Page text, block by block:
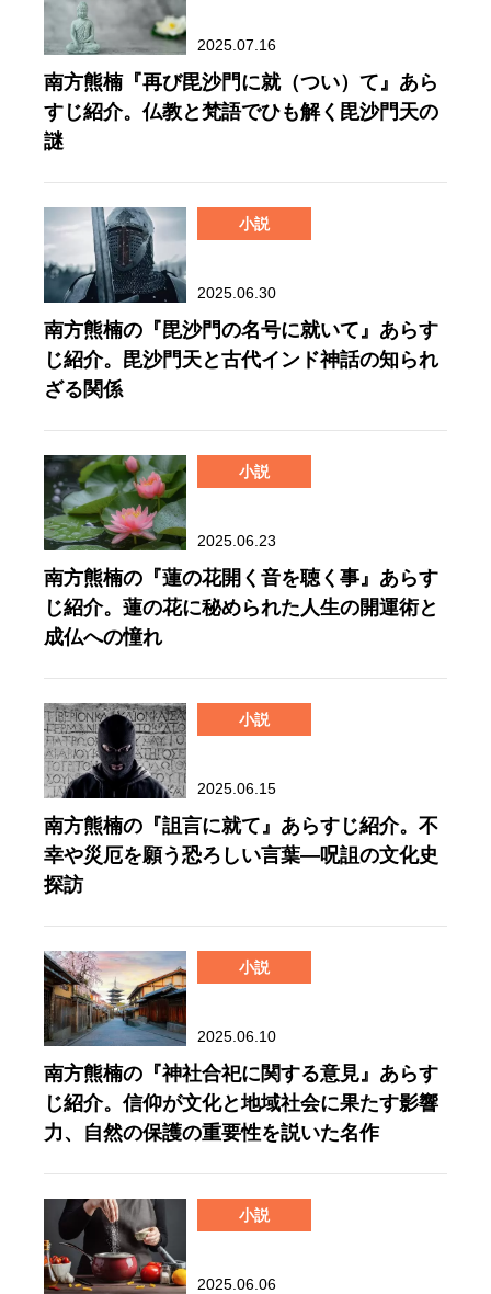
2025.07.16
南方熊楠『再び毘沙門に就（つい）て』あら
すじ紹介。仏教と梵語でひも解く毘沙門天の
謎
小説
2025.06.30
南方熊楠の『毘沙門の名号に就いて』あらす
じ紹介。毘沙門天と古代インド神話の知られ
ざる関係
小説
2025.06.23
南方熊楠の『蓮の花開く音を聴く事』あらす
じ紹介。蓮の花に秘められた人生の開運術と
成仏への憧れ
小説
2025.06.15
南方熊楠の『詛言に就て』あらすじ紹介。不
幸や災厄を願う恐ろしい言葉—呪詛の文化史
探訪
小説
2025.06.10
南方熊楠の『神社合祀に関する意見』あらす
じ紹介。信仰が文化と地域社会に果たす影響
力、自然の保護の重要性を説いた名作
小説
2025.06.06